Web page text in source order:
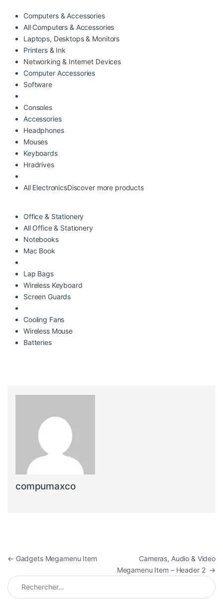
Computers & Accessories
All Computers & Accessories
Laptops, Desktops & Monitors
Printers & Ink
Networking & Internet Devices
Computer Accessories
Software
Consoles
Accessories
Headphones
Mouses
Keyboards
Hradrives
All ElectronicsDiscover more products
Office & Stationery
All Office & Stationery
Notebooks
Mac Book
Lap Bags
Wireless Keyboard
Screen Guards
Cooling Fans
Wireless Mouse
Batteries
compumaxco
← Gadgets Megamenu Item
Cameras, Audio & Video
Megamenu Item – Header 2 →